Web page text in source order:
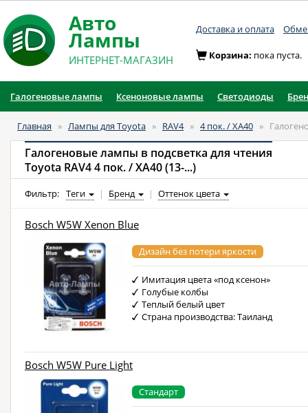
Авто
Лампы
ИНТЕРНЕТ-МАГАЗИН
Доставка и оплата
Корзина: пока пуста.
Галогеновые лампы Ксеноновые лампы Светодиоды
Главная » Лампы для Toyota » RAV4 » 4 пок. / XA40 »
Галогеновые лампы в подсветка для чтения
Toyota RAV4 4 пок. / XA40 (13-...)
Фильтр: Теги | Бренд | Оттенок цвета
Bosch W5W Xenon Blue
Дизайн без потери яркости
Имитация цвета «под ксенон»
Голубые колбы
Теплый белый цвет
Страна производства: Таиланд
Bosch W5W Pure Light
Стандарт